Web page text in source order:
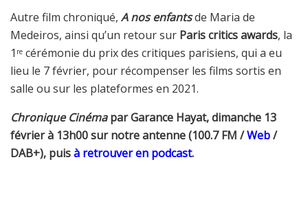
Autre film chroniqué, A nos enfantsde Maria de
Medeiros, ainsi qu’un retour sur Paris critics awards, la
1 re cérémonie du prix des critiques parisiens, qui a eu
lieu le 7 février, pour récompenser les films sortis en
salle ou sur les plateformes en 2021.
Chronique Cinémapar Garance Hayat, dimanche 13
février à 13h00 sur notre antenne (100.7 FM /Web/
DAB+), puisà retrouver en podcast.